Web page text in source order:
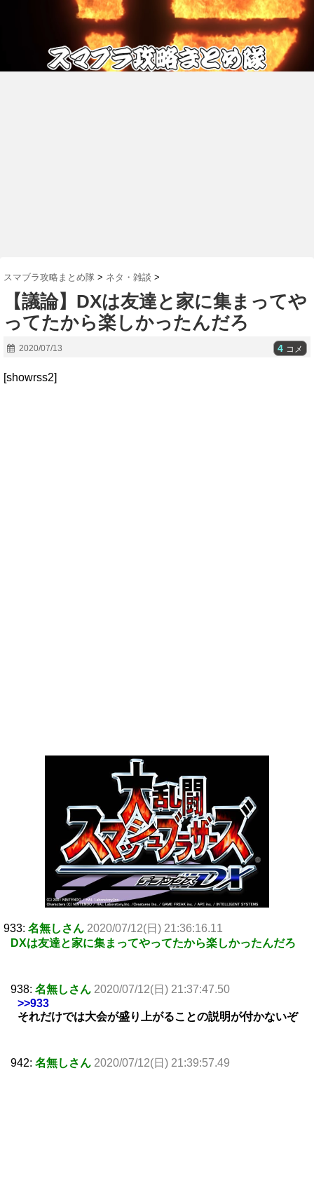
スマブラ攻略まとめ隊 > ネタ・雑談 >
【議論】DXは友達と家に集まってや
ってたから楽しかったんだろ
2020/07/13 4 コメ
[showrss2]
933: 名無しさん 2020/07/12(日) 21:36:16.11
DXは友達と家に集まってやってたから楽しかったんだろ
938: 名無しさん 2020/07/12(日) 21:37:47.50
>>933
それだけでは大会が盛り上がることの説明が付かないぞ
942: 名無しさん 2020/07/12(日) 21:39:57.49